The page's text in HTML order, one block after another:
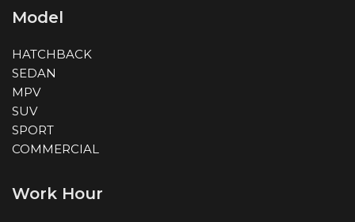
Model
HATCHBACK
SEDAN
MPV
SUV
SPORT
COMMERCIAL
Work Hour